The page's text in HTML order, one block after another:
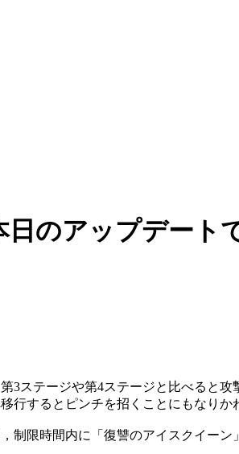
のアップデート
ステージや第4ステージと比べると攻
行するとピンチを招くことにもなりか
制限時間内に「復讐のアイスクイー